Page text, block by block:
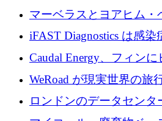
を与える
マーベラスとヨアヒム・
の商業化ギャップを埋め
ロのディープテック基金
iFAST Diagnostics は感
菌薬耐性への取り組みに
Caudal Energy、フィン
電技術の規模拡大に向け
WeRoad が現実世界の旅
めに 5,800 万ドルを獲得
ロンドンのデータセンタ
州と中東の拡張に 27 億